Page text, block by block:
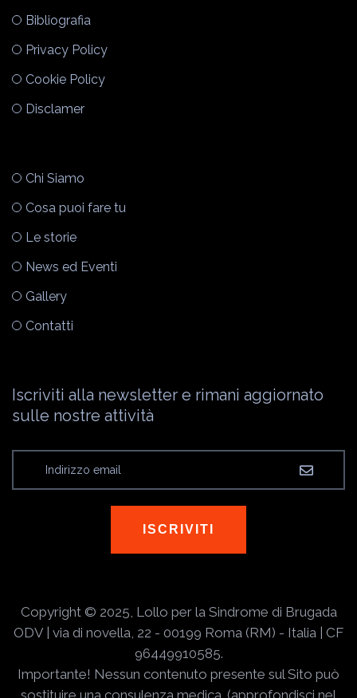
Bibliografia
Privacy Policy
Cookie Policy
Disclamer
Chi Siamo
Cosa puoi fare tu
Le storie
News ed Eventi
Gallery
Contatti
Iscriviti alla newsletter e rimani aggiornato
sulle nostre attività
ISCRIVITI
Copyright © 2025, Lollo per la Sindrome di Brugada
ODV | via di novella, 22 - 00199 Roma (RM) - Italia | CF
96449910585.
Importante! Nessun contenuto presente sul Sito può
sostituire una consulenza medica. (approfondisci nel